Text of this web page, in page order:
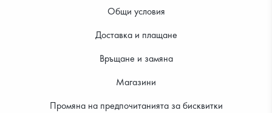
Общи условия
Доставка и плащане
Връщане и замяна
Магазини
Промяна на предпочитанията за бисквитки